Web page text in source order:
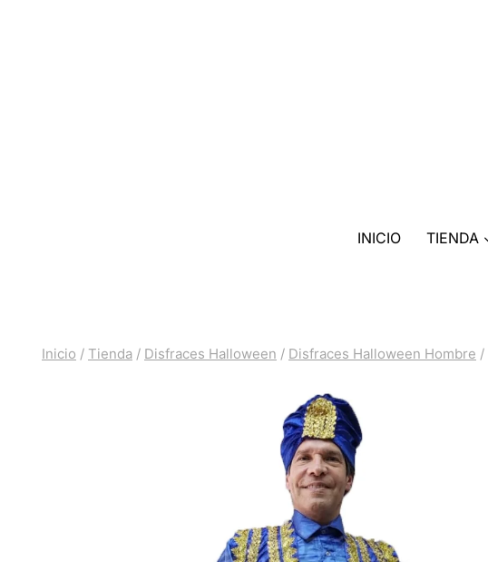
INICIO TIENDA
Inicio / Tienda / Disfraces Halloween / Disfraces Halloween Hombre /